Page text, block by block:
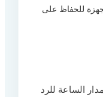
للحفاظ على
الساعة للرد